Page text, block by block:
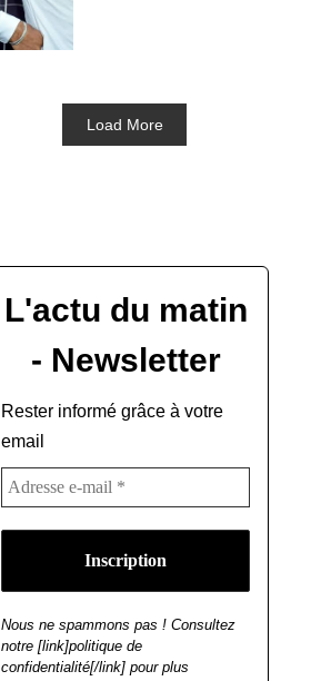
Load More
L'actu du matin
- Newsletter
Rester informé grâce à votre
email
Nous ne spammons pas ! Consultez
notre [link]politique de
confidentialité[/link] pour plus